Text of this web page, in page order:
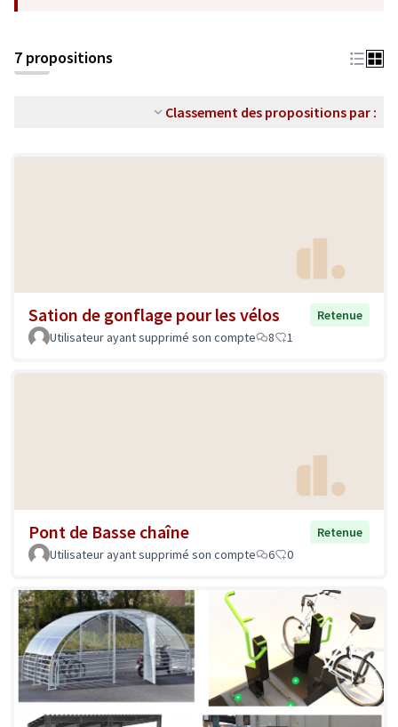
7 propositions
Classement des propositions par :
Sation de gonflage pour les vélos
Retenue
Utilisateur ayant supprimé son compte
8 1
Pont de Basse chaîne
Retenue
Utilisateur ayant supprimé son compte
6 0